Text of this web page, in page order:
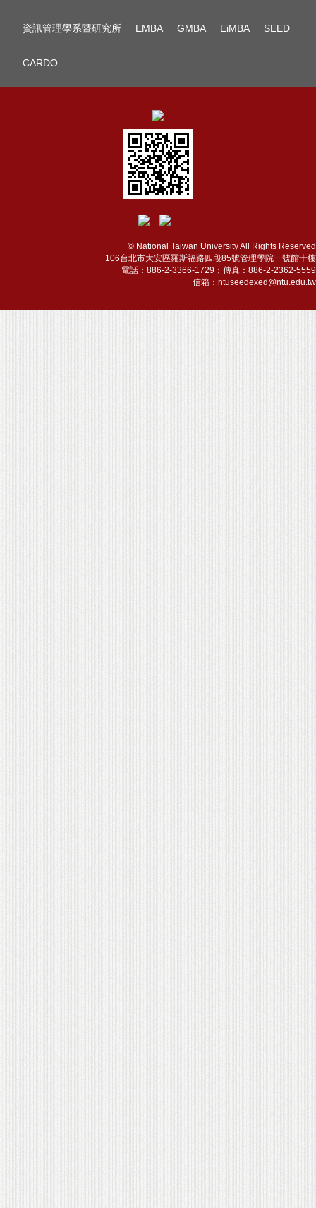
資訊管理學系暨研究所 EMBA GMBA EiMBA SEED
CARDO
© National Taiwan University All Rights Reserved
106台北市大安區羅斯福路四段85號管理學院一號館十樓
電話：886-2-3366-1729；傳真：886-2-2362-5559
信箱：ntuseedexed@ntu.edu.tw